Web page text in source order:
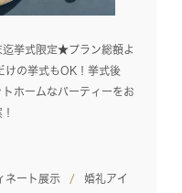
挙式限定★プラン総額よ
の挙式もOK！挙式後
ホームなパーティーをお
ネート展示
婚礼アイ